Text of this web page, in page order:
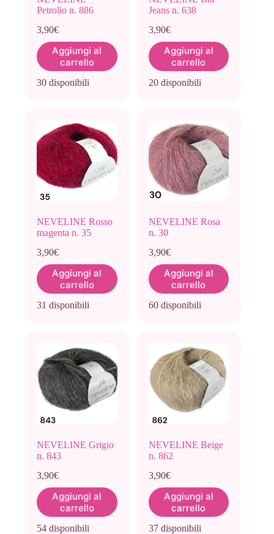
Petrolio n. 886
3,90€
Aggiungi al
carrello
30 disponibili
Jeans n. 638
3,90€
Aggiungi al
carrello
20 disponibili
NEVELINE Rosso
magenta n. 35
3,90€
Aggiungi al
carrello
31 disponibili
NEVELINE Rosa
n. 30
3,90€
Aggiungi al
carrello
60 disponibili
NEVELINE Grigio
n. 843
3,90€
Aggiungi al
carrello
54 disponibili
NEVELINE Beige
n. 862
3,90€
Aggiungi al
carrello
37 disponibili